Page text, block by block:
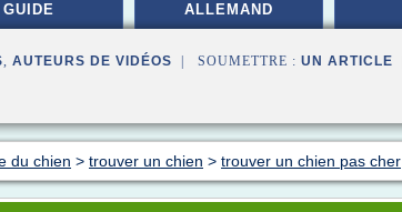
GUIDE ALLEMAND
, AUTEURS DE VIDÉOS | SOUMETTRE : UN ARTICLE
du chien > trouver un chien > trouver un chien pas cher